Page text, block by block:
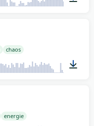
chaos
energie